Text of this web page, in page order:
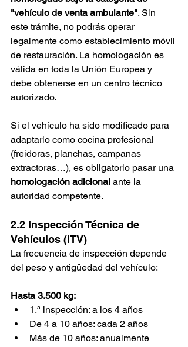
"vehículo de venta ambulante". Sin
este trámite, no podrás operar
legalmente como establecimiento móvil
de restauración. La homologación es
válida en toda la Unión Europea y
debe obtenerse en un centro técnico
autorizado.
Si el vehículo ha sido modificado para
adaptarlo como cocina profesional
(freidoras, planchas, campanas
extractoras…), es obligatorio pasar una
homologación adicional ante la
autoridad competente.
2.2 Inspección Técnica de
Vehículos (ITV)
La frecuencia de inspección depende
del peso y antigüedad del vehículo:
Hasta 3.500 kg:
1.ª inspección: a los 4 años
De 4 a 10 años: cada 2 años
Más de 10 años: anualmente